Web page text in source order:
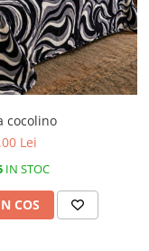
cocolino
Lei
IN STOC
COS